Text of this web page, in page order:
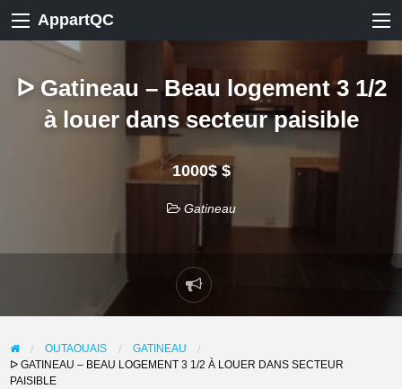
AppartQC
ᐅ Gatineau – Beau logement 3 1/2
à louer dans secteur paisible
1000$ $
Gatineau
Signaler
un
problème
OUTAOUAIS
GATINEAU
ᐅ GATINEAU – BEAU LOGEMENT 3 1/2 À LOUER DANS SECTEUR
PAISIBLE